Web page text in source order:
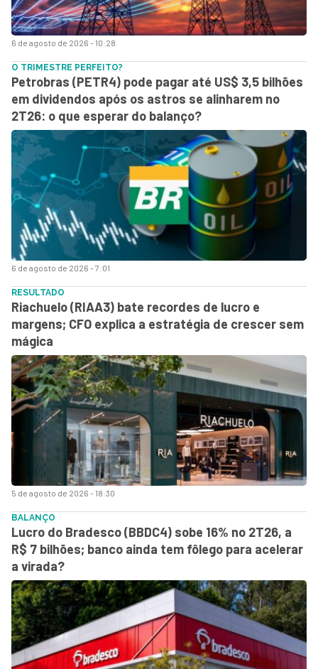
6 de agosto de 2026 - 10:28
6 de agosto de 2026 - 7:01
O TRIMESTRE PERFEITO?
Petrobras (PETR4) pode pagar até US$ 3,5 bilhões
em dividendos após os astros se alinharem no
2T26: o que esperar do balanço?
5 de agosto de 2026 - 18:30
RESULTADO
Riachuelo (RIAA3) bate recordes de lucro e
margens; CFO explica a estratégia de crescer sem
mágica
BALANÇO
Lucro do Bradesco (BBDC4) sobe 16% no 2T26, a
R$ 7 bilhões; banco ainda tem fôlego para acelerar
a virada?